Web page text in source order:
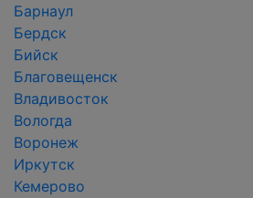
Барнаул
Бердск
Бийск
Благовещенск
Владивосток
Вологда
Воронеж
Иркутск
Кемерово